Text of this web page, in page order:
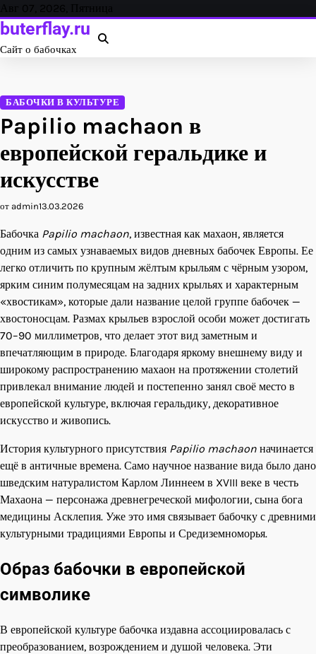
Перейти
к
Авг 07, 2026, Пятница
buterflay.ru
Сайт о бабочках
БАБОЧКИ В КУЛЬТУРЕ
Papilio machaon в
европейской геральдике и
искусстве
от admin13.03.2026
Бабочка Papilio machaon, известная как махаон, является
одним из самых узнаваемых видов дневных бабочек Европы. Ее
легко отличить по крупным жёлтым крыльям с чёрным узором,
ярким синим полумесяцам на задних крыльях и характерным
«хвостикам», которые дали название целой группе бабочек —
хвостоносцам. Размах крыльев взрослой особи может достигать
70–90 миллиметров, что делает этот вид заметным и
впечатляющим в природе. Благодаря яркому внешнему виду и
широкому распространению махаон на протяжении столетий
привлекал внимание людей и постепенно занял своё место в
европейской культуре, включая геральдику, декоративное
искусство и живопись.
История культурного присутствия Papilio machaon начинается
ещё в античные времена. Само научное название вида было дано
шведским натуралистом Карлом Линнеем в XVIII веке в честь
Махаона — персонажа древнегреческой мифологии, сына бога
медицины Асклепия. Уже это имя связывает бабочку с древними
культурными традициями Европы и Средиземноморья.
Образ бабочки в европейской
символике
В европейской культуре бабочка издавна ассоциировалась с
преобразованием, возрождением и душой человека. Эти